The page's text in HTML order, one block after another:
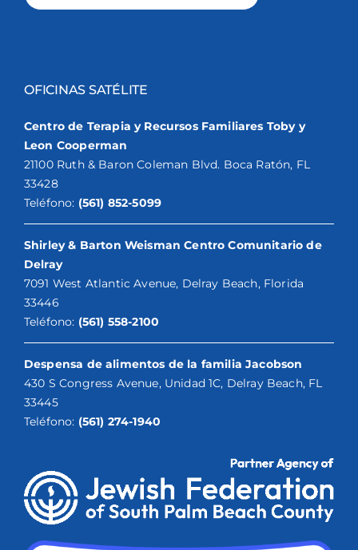
OFICINAS SATÉLITE
Centro de Terapia y Recursos Familiares Toby y
Leon Cooperman
21100 Ruth & Baron Coleman Blvd. Boca Ratón, FL
33428
Teléfono: (561) 852-5099
Shirley & Barton Weisman Centro Comunitario de
Delray
7091 West Atlantic Avenue, Delray Beach, Florida
33446
Teléfono: (561) 558-2100
Despensa de alimentos de la familia Jacobson
430 S Congress Avenue, Unidad 1C, Delray Beach, FL
33445
Teléfono: (561) 274-1940